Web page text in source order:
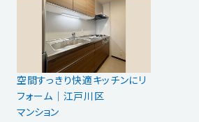
空間すっきり快適キッチンにリ
フォーム｜江戸川区
マンション